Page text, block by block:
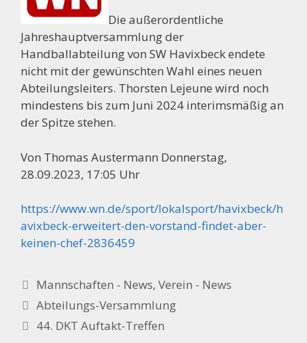
Die außerordentliche
Jahreshauptversammlung der
Handballabteilung von SW Havixbeck endete
nicht mit der gewünschten Wahl eines neuen
Abteilungsleiters. Thorsten Lejeune wird noch
mindestens bis zum Juni 2024 interimsmäßig an
der Spitze stehen.
Von Thomas Austermann Donnerstag,
28.09.2023, 17:05 Uhr
https://www.wn.de/sport/lokalsport/havixbeck/h
avixbeck-erweitert-den-vorstand-findet-aber-
keinen-chef-2836459
Kategorien
Mannschaften - News,Verein - News
Abteilungs-Versammlung
44. DKT Auftakt-Treffen